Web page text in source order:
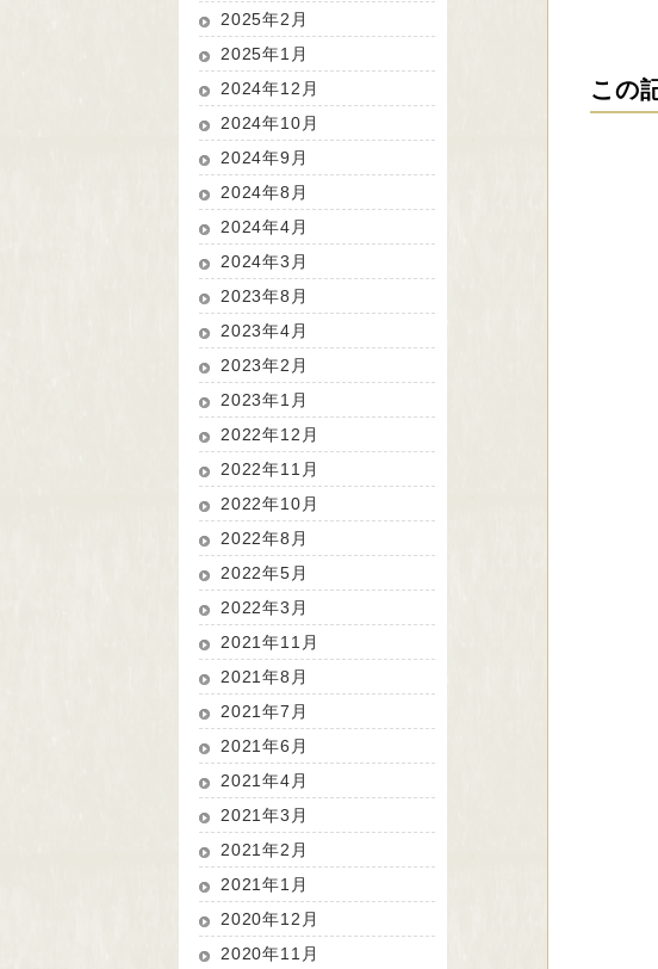
この
2025年2月
2025年1月
2024年12月
2024年10月
2024年9月
2024年8月
2024年4月
2024年3月
2023年8月
2023年4月
2023年2月
2023年1月
2022年12月
2022年11月
2022年10月
2022年8月
2022年5月
2022年3月
2021年11月
2021年8月
2021年7月
2021年6月
2021年4月
2021年3月
2021年2月
2021年1月
2020年12月
2020年11月